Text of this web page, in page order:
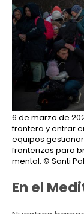
6 de marzo de
frontera y entrar
equipos
fronterizos para
mental. © Santi
En el